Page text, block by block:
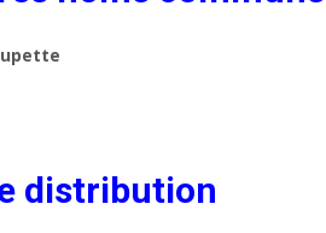
distribution